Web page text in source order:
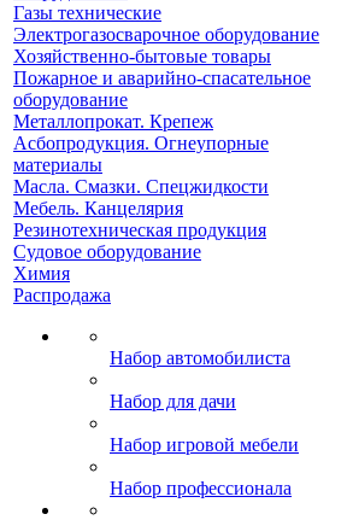
Газы технические
Электрогазосварочное оборудование
Хозяйственно-бытовые товары
Пожарное и аварийно-спасательное
оборудование
Металлопрокат. Крепеж
Асбопродукция. Огнеупорные
материалы
Масла. Смазки. Спецжидкости
Мебель. Канцелярия
Резинотехническая продукция
Судовое оборудование
Химия
Распродажа
Набор автомобилиста
Набор для дачи
Набор игровой мебели
Набор профессионала